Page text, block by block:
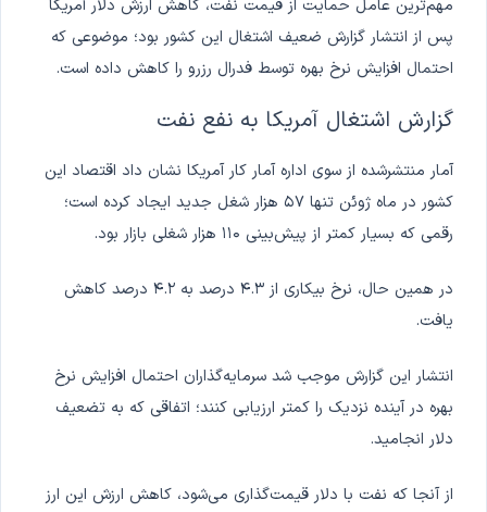
مهم‌ترین عامل حمایت از قیمت نفت، کاهش ارزش دلار آمریکا
پس از انتشار گزارش ضعیف اشتغال این کشور بود؛ موضوعی که
احتمال افزایش نرخ بهره توسط فدرال رزرو را کاهش داده است.
گزارش اشتغال آمریکا به نفع نفت
آمار منتشرشده از سوی اداره آمار کار آمریکا نشان داد اقتصاد این
کشور در ماه ژوئن تنها ۵۷ هزار شغل جدید ایجاد کرده است؛
رقمی که بسیار کمتر از پیش‌بینی ۱۱۰ هزار شغلی بازار بود.
در همین حال، نرخ بیکاری از ۴.۳ درصد به ۴.۲ درصد کاهش
یافت.
انتشار این گزارش موجب شد سرمایه‌گذاران احتمال افزایش نرخ
بهره در آینده نزدیک را کمتر ارزیابی کنند؛ اتفاقی که به تضعیف
دلار انجامید.
از آنجا که نفت با دلار قیمت‌گذاری می‌شود، کاهش ارزش این ارز